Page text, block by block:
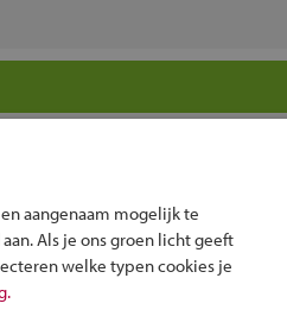
aangenaam mogelijk te
Als je ons groen licht geeft
welke typen cookies je